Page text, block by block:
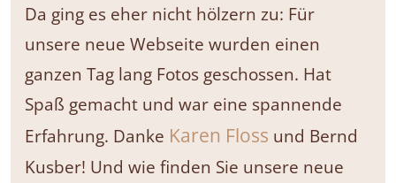
Da ging es eher nicht hölzern zu: Für
unsere neue Webseite wurden einen
ganzen Tag lang Fotos geschossen. Hat
Spaß gemacht und war eine spannende
Erfahrung. Danke Karen Floss und Bernd
Kusber! Und wie finden Sie unsere neue